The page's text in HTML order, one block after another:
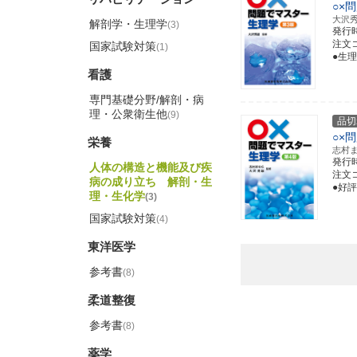
○×
大沢
発行
注文
●生
品
○×
志村
発行
注文
●好
解剖学・生理学(3)
国家試験対策(1)
看護
専門基礎分野/解剖・病
理・公衆衛生他(9)
栄養
人体の構造と機能及び疾
病の成り立ち 解剖・生
理・生化学(3)
国家試験対策(4)
東洋医学
参考書(8)
柔道整復
参考書(8)
薬学